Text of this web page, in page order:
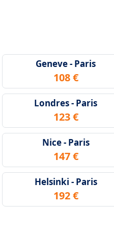
Geneve - Paris
108 €
Londres - Paris
123 €
Nice - Paris
147 €
Helsinki - Paris
192 €